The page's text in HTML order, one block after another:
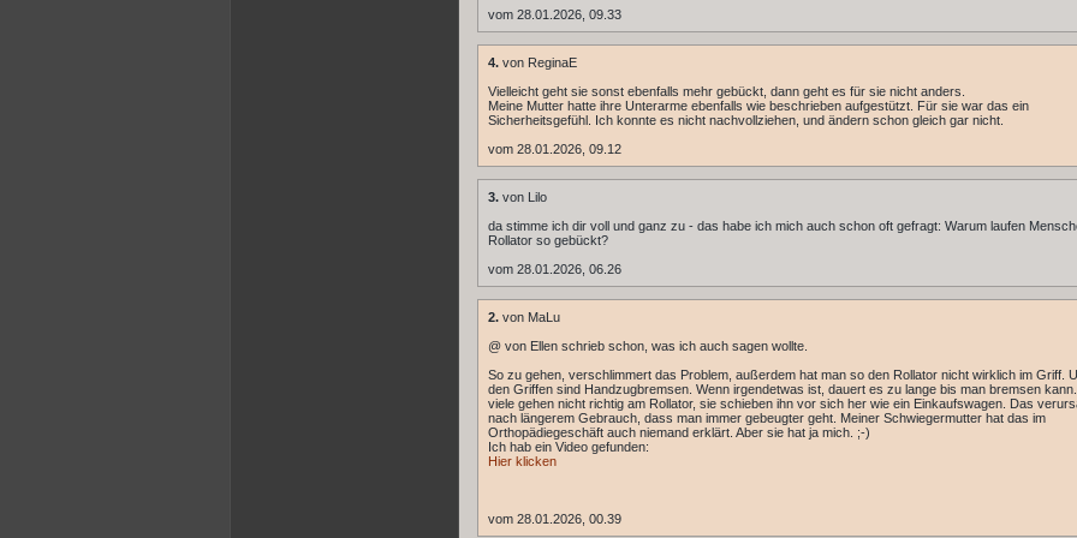
vom 28.01.2026, 09.33
4. von ReginaE
Vielleicht geht sie sonst ebenfalls mehr gebückt, dann geht es für sie nicht anders.
Meine Mutter hatte ihre Unterarme ebenfalls wie beschrieben aufgestützt. Für sie war das ein
Sicherheitsgefühl. Ich konnte es nicht nachvollziehen, und ändern schon gleich gar nicht.
vom 28.01.2026, 09.12
3. von Lilo
da stimme ich dir voll und ganz zu - das habe ich mich auch schon oft gefragt: Warum laufen
Rollator so gebückt?
vom 28.01.2026, 06.26
2. von MaLu
@ von Ellen schrieb schon, was ich auch sagen wollte.
So zu gehen, verschlimmert das Problem, außerdem hat man so den Rollator nicht wirklich im Griff.
den Griffen sind Handzugbremsen. Wenn irgendetwas ist, dauert es zu lange bis man bremsen
viele gehen nicht richtig am Rollator, sie schieben ihn vor sich her wie ein Einkaufswagen. Das
nach längerem Gebrauch, dass man immer gebeugter geht. Meiner Schwiegermutter hat das im
Orthopädiegeschäft auch niemand erklärt. Aber sie hat ja mich. ;-)
Ich hab ein Video gefunden:
Hier klicken
vom 28.01.2026, 00.39